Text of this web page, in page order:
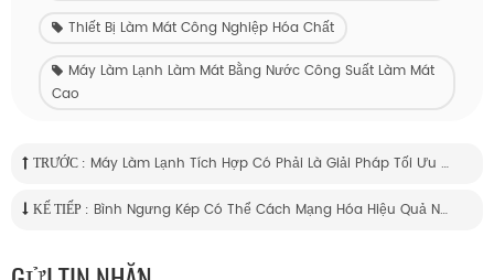
Thiết Bị Làm Mát Công Nghiệp Hóa Chất
Máy Làm Lạnh Làm Mát Bằng Nước Công Suất Làm Mát
Cao
TRƯỚC : Máy Làm Lạnh Tích Hợp Có Phải Là Giải Pháp Tối Ưu Cho Nhu Cầu Làm Mát Của Bạn
KẾ TIẾP : Bình Ngưng Kép Có Thể Cách Mạng Hóa Hiệu Quả Năng Lượng Trong Điện Lạnh Công Nghiệp Hiện Đại